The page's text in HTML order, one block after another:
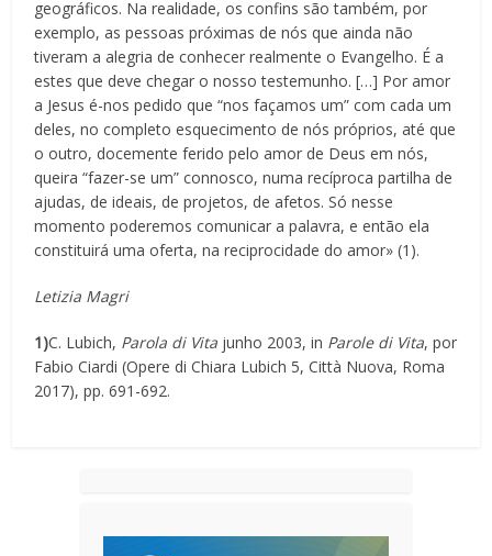
geográficos. Na realidade, os confins são também, por
exemplo, as pessoas próximas de nós que ainda não
tiveram a alegria de conhecer realmente o Evangelho. É a
estes que deve chegar o nosso testemunho. […] Por amor
a Jesus é-nos pedido que “nos façamos um” com cada um
deles, no completo esquecimento de nós próprios, até que
o outro, docemente ferido pelo amor de Deus em nós,
queira “fazer-se um” connosco, numa recíproca partilha de
ajudas, de ideais, de projetos, de afetos. Só nesse
momento poderemos comunicar a palavra, e então ela
constituirá uma oferta, na reciprocidade do amor» (1).
Letizia Magri
1)C. Lubich, Parola di Vita junho 2003, in Parole di Vita, por
Fabio Ciardi (Opere di Chiara Lubich 5, Città Nuova, Roma
2017), pp. 691-692.